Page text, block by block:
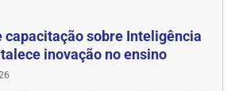
capacitação sobre Inteligência
inovação no ensino